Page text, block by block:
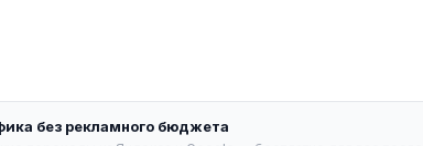
без рекламного бюджета